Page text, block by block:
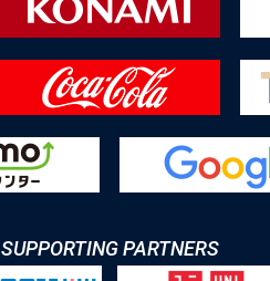
SUPPORTING PARTNERS